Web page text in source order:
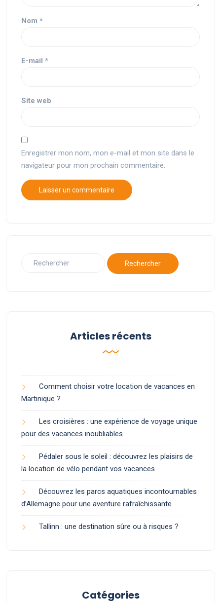
Nom *
E-mail *
Site web
Enregistrer mon nom, mon e-mail et mon site dans le
navigateur pour mon prochain commentaire.
Articles récents
Comment choisir votre location de vacances en
Martinique ?
Les croisières : une expérience de voyage unique
pour des vacances inoubliables
Pédaler sous le soleil : découvrez les plaisirs de
la location de vélo pendant vos vacances
Découvrez les parcs aquatiques incontournables
d’Allemagne pour une aventure rafraîchissante
Tallinn : une destination sûre ou à risques ?
Catégories